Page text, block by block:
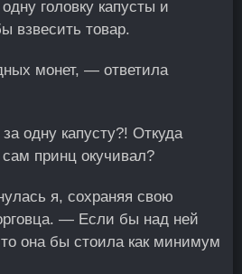
головку капусты и
взвесить товар.
монет, — ответила
одну капусту?! Откуда
принц окучивал?
я, сохраняя свою
— Если бы над ней
она бы стоила как минимум